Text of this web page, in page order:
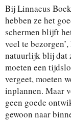
Bij Linnaeus
hebben ze het
schermen blijft
veel te
natuurlijk blij dat
moeten een
vergeet, moeten
inplannen. Maar
geen goede
gewoon naar